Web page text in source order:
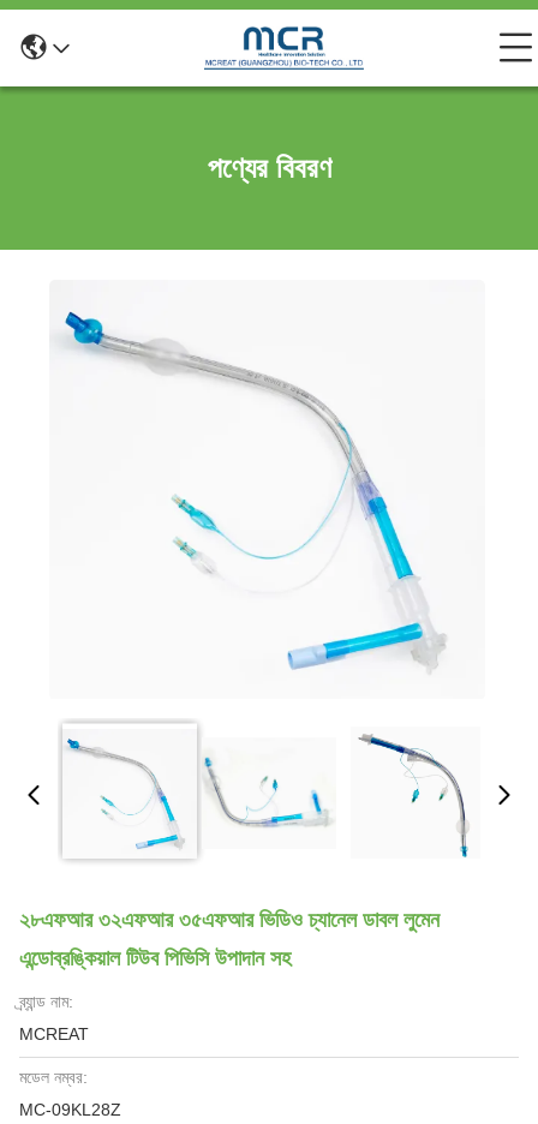
পণ্যের বিবরণ
২৮এফআর ৩২এফআর ৩৫এফআর ভিডিও চ্যানেল ডাবল লুমেন
এন্ডোব্রঙ্কিয়াল টিউব পিভিসি উপাদান সহ
ব্র্যান্ড নাম:
MCREAT
মডেল নম্বর:
MC-09KL28Z